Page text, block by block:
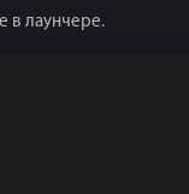
в лаунчере.